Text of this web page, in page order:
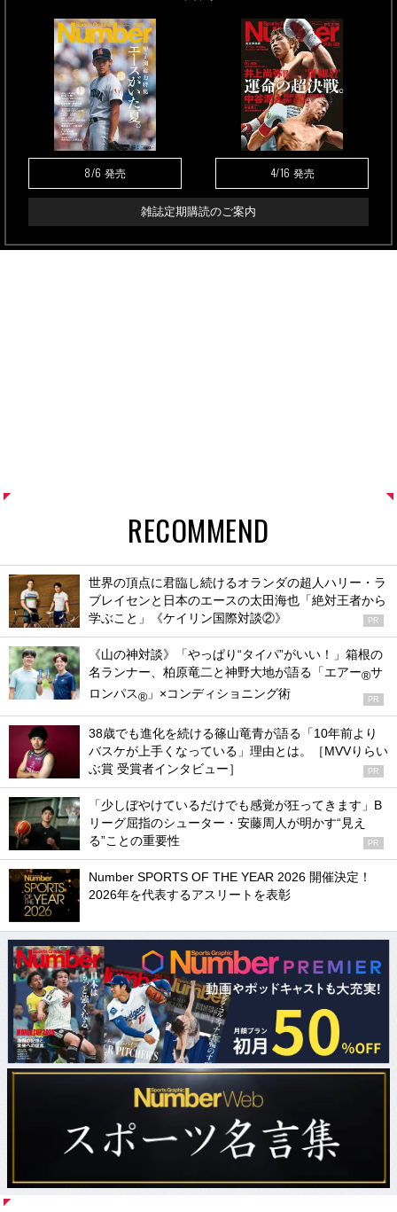
8/6 発売 4/16 発売
雑誌定期購読のご案内
RECOMMEND
世界の頂点に君臨し続けるオランダの超人ハリー・ラ
ブレイセンと日本のエースの太田海也「絶対王者から
学ぶこと」《ケイリン国際対談②》
PR
《山の神対談》「やっぱり“タイパ”がいい！」箱根の
名ランナー、柏原竜二と神野大地が語る「エアー®サ
ロンパス® 」×コンディショニング術 PR
38歳でも進化を続ける篠山竜青が語る「10年前より
バスケが上手くなっている」理由とは。［MVVりらい
ぶ賞 受賞者インタビュー］
PR
「少しぼやけているだけでも感覚が狂ってきます」B
リーグ屈指のシューター・安藤周人が明かす“見え
る”ことの重要性
PR
Number SPORTS OF THE YEAR 2026 開催決定！
2026年を代表するアスリートを表彰